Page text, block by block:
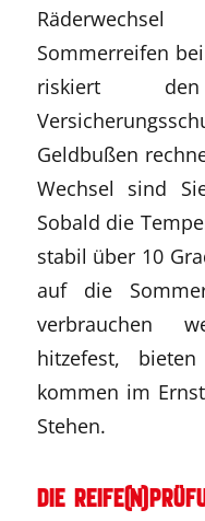
Sommerreifen
riskiert
Geldbußen
Wechsel sind
Sobald die
stabil über 10
auf die
verbrauchen
hitzefest,
kommen im
Stehen.
Die